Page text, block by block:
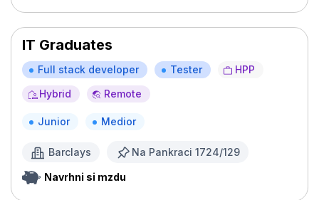
IT Graduates
Full stack developer Tester
HPP
Hybrid
Remote
Junior Medior
Barclays Na Pankraci 1724/129
Navrhni si mzdu